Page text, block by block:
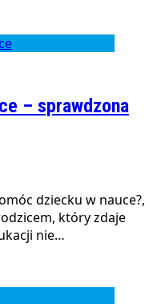
– sprawdzona
dziecku w nauce?,
który zdaje
nie…